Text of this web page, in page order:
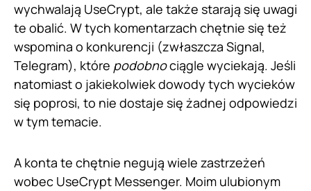
wychwalają UseCrypt, ale także starają się uwagi
te obalić. W tych komentarzach chętnie się też
wspomina o konkurencji (zwłaszcza Signal,
Telegram), które podobnociągle wyciekają. Jeśli
natomiast o jakiekolwiek dowody tych wycieków
się poprosi, to nie dostaje się żadnej odpowiedzi
w tym temacie.
A konta te chętnie negują wiele zastrzeżeń
wobec UseCrypt Messenger. Moim ulubionym